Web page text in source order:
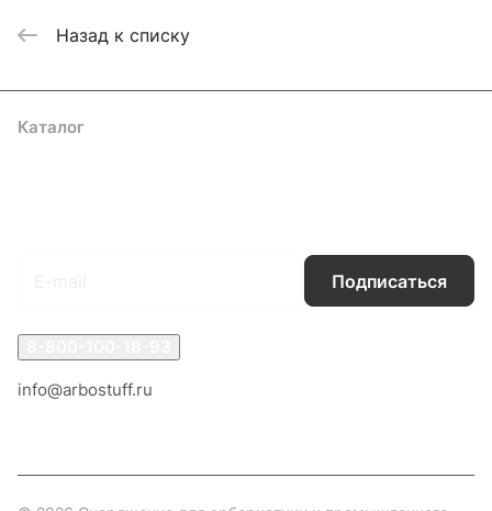
Назад к списку
Каталог
Подписаться
info@arbostuff.ru